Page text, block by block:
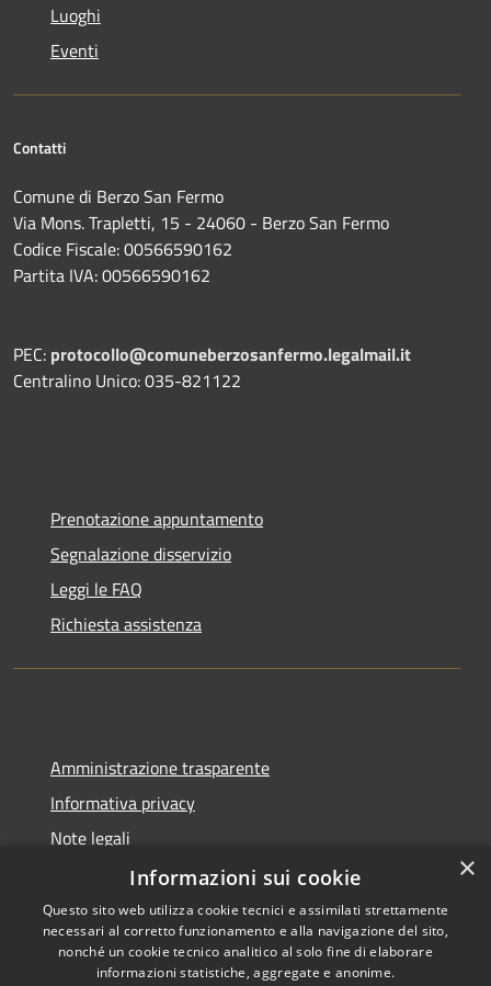
Luoghi
Eventi
Contatti
Comune di Berzo San Fermo
Via Mons. Trapletti, 15 - 24060 - Berzo San Fermo
Codice Fiscale: 00566590162
Partita IVA: 00566590162
PEC: protocollo@comuneberzosanfermo.legalmail.it
Centralino Unico: 035-821122
Prenotazione appuntamento
Segnalazione disservizio
Leggi le FAQ
Richiesta assistenza
Amministrazione trasparente
Informativa privacy
Note legali
Dichiarazione di accessibilità
×
Informazioni sui cookie
Questo sito web utilizza cookie tecnici e assimilati strettamente
necessari al corretto funzionamento e alla navigazione del sito,
nonché un cookie tecnico analitico al solo fine di elaborare
informazioni statistiche, aggregate e anonime.